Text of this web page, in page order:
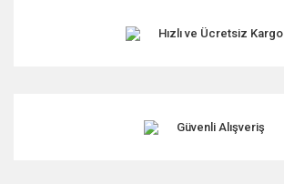
Ürün resmi kalitesiz, bozuk veya
Ürün fiyatı diğer sitelerden daha pahalı.
Hızlı ve Ücretsiz Kargo
Güvenli Alışveriş